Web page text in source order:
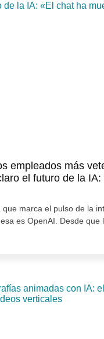
empleados más
el futuro de la
marca el pulso de la
es OpenAI. Desde que